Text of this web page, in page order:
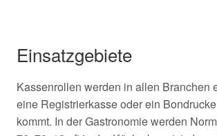
Einsatzgebiete
Kassenrollen werden in allen Branchen
eine Registrierkasse oder ein
kommt. In der Gastronomie werden